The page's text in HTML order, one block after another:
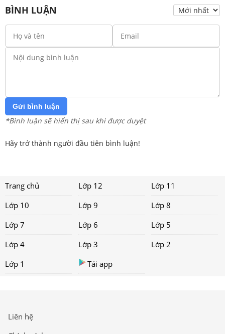
BÌNH LUẬN
Gửi bình luận
*Bình luận sẽ hiển thị sau khi được duyệt
Hãy trở thành người đầu tiên bình luận!
Trang chủ Lớp 12
Lớp 11
Lớp 10
Lớp 9
Lớp 8
Lớp 7
Lớp 6
Lớp 5
Lớp 4
Lớp 3
Lớp 2
Lớp 1
Tải app
Liên hệ